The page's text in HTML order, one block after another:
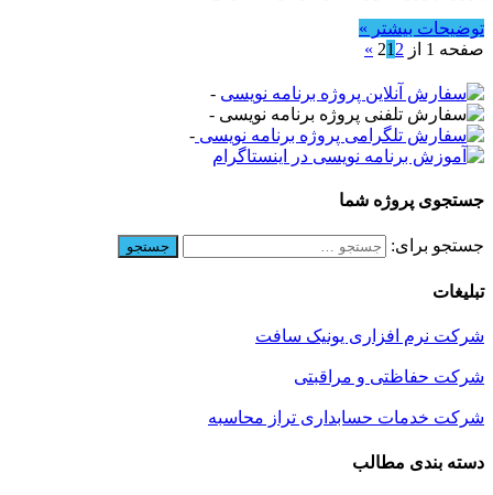
توضیحات بیشتر »
صفحه 1 از 2
1 2
»
-
-
-
جستجوی پروژه شما
جستجو برای:
تبلیغات
شرکت نرم افزاری یونیک سافت
شرکت حفاظتی و مراقبتی
شرکت خدمات حسابداری تراز محاسبه
دسته بندی مطالب